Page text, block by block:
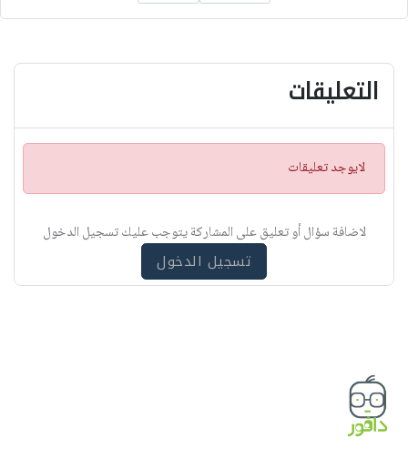
التعليقات
ت
ن
ي
لايوجد تعليقات
لاضافة سؤال أو تعليق على المشاركة يتوجب عليك تسجيل الدخول
تسجيل الدخول